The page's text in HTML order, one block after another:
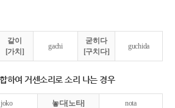
같이
[가치]
gachi
굳히다
[구치다]
guchida
합하여 거센소리로 소리 나는 경우
joko 놓다[노타] nota